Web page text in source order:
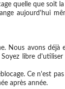
quelle que soit
aujourd'hui
Nous avons déjà
libre
Ce n'est
après année.